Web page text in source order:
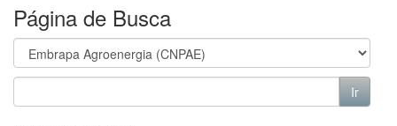
Página de Busca